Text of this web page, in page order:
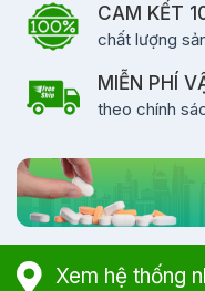
CAM KẾT
chất lượng
MIỄN PHÍ
theo chính
Xem hệ thống